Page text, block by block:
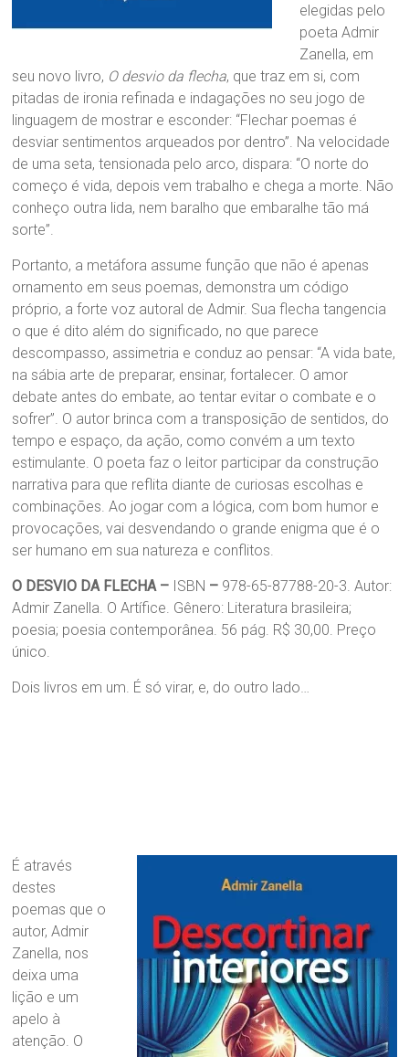
elegidas pelo
poeta Admir
Zanella, em
seu novo livro, O desvio da flecha, que traz em si, com
pitadas de ironia refinada e indagações no seu jogo de
linguagem de mostrar e esconder: “Flechar poemas é
desviar sentimentos arqueados por dentro”. Na velocidade
de uma seta, tensionada pelo arco, dispara: “O norte do
começo é vida, depois vem trabalho e chega a morte. Não
conheço outra lida, nem baralho que embaralhe tão má
sorte”.
Portanto, a metáfora assume função que não é apenas
ornamento em seus poemas, demonstra um código
próprio, a forte voz autoral de Admir. Sua flecha tangencia
o que é dito além do significado, no que parece
descompasso, assimetria e conduz ao pensar: “A vida bate,
na sábia arte de preparar, ensinar, fortalecer. O amor
debate antes do embate, ao tentar evitar o combate e o
sofrer”. O autor brinca com a transposição de sentidos, do
tempo e espaço, da ação, como convém a um texto
estimulante. O poeta faz o leitor participar da construção
narrativa para que reflita diante de curiosas escolhas e
combinações. Ao jogar com a lógica, com bom humor e
provocações, vai desvendando o grande enigma que é o
ser humano em sua natureza e conflitos.
O DESVIO DA FLECHA – ISBN – 978-65-87788-20-3. Autor:
Admir Zanella. O Artífice. Gênero: Literatura brasileira;
poesia; poesia contemporânea. 56 pág. R$ 30,00. Preço
único.
Dois livros em um. É só virar, e, do outro lado…
É através
destes
poemas que o
autor, Admir
Zanella, nos
deixa uma
lição e um
apelo à
atenção. O